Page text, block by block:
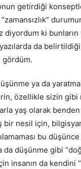
getirdiği
diyordum ki
da
gördüm.
ya da
özellikle sizin gibi
yaş olarak
bir nesil için,
bu
da düşünme gibi
insanın da kendini